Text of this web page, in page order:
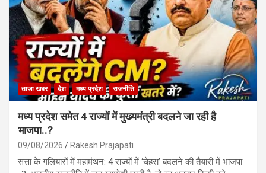
ताजा खबर देश मध्य प्रदेश राजनीति
मध्य प्रदेश समेत 4 राज्यों में मुख्यमंत्री बदलने जा रही है
भाजपा..?
09/08/2026 Rakesh Prajapati
सत्ता के गलियारों में महामंथन: 4 राज्यों में ‘चेहरा’ बदलने की तैयारी में भाजपा